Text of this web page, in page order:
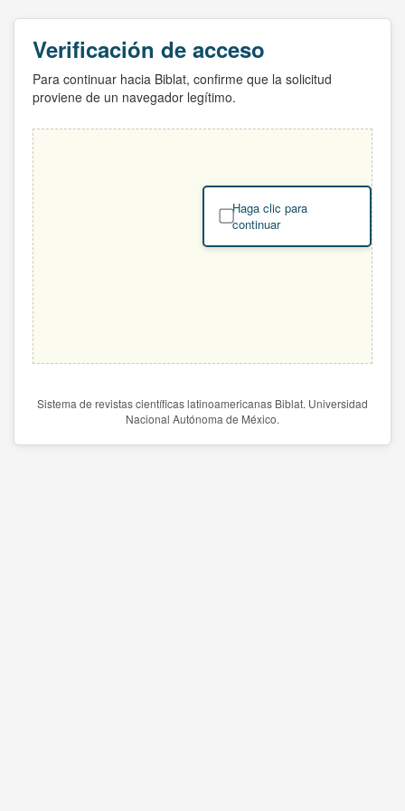
Verificación de acceso
Para continuar hacia Biblat, confirme que la solicitud
proviene de un navegador legítimo.
Haga clic para
continuar
Sistema de revistas científicas latinoamericanas Biblat. Universidad
Nacional Autónoma de México.